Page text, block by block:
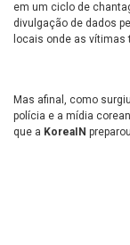
em um ciclo de
divulgação de dados
locais onde as vítimas
Mas afinal, como
polícia e a mídia
que a KoreaIN